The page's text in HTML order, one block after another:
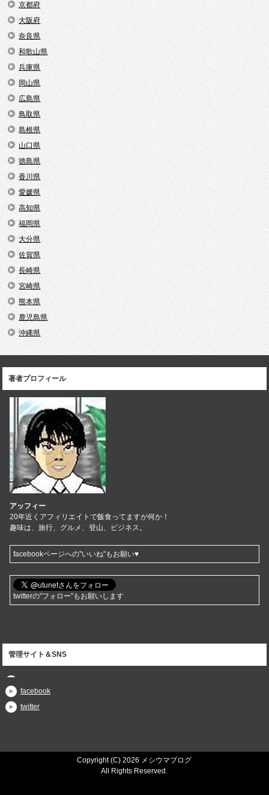
京都府
大阪府
奈良県
和歌山県
兵庫県
岡山県
広島県
鳥取県
島根県
山口県
徳島県
香川県
愛媛県
高知県
福岡県
大分県
佐賀県
長崎県
宮崎県
熊本県
鹿児島県
沖縄県
著者プロフィール
アッフィー
20年近くアフィリエイトで飯食ってますが何か！
趣味は、旅行、グルメ、登山、ビジネス。
facebookページへの"いいね"もお願い♥
twitterの"フォロー"もお願いします
管理サイト＆SNS
facebook
twitter
Copyright (C) 2026 メシウマブログ
All Rights Reserved.